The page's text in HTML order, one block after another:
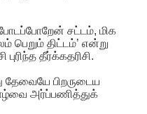
சட்டம், மிக
பெறும் திட்டம்’ என்று
தீர்க்கதரிசி.
தேவையே பிறருடைய
அர்ப்பணித்துக்